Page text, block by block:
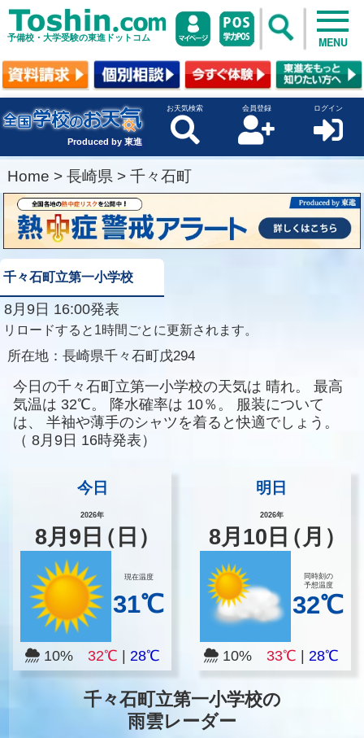
予備校・大学受験の東進ドットコム MENU
Produced by 東進
お天気検索 会員登録 ログイン
Home > 長崎県 > 千々石町
千々石町立第一小学校
8月9日 16:00発表
リロードすると1時間ごとに更新されます。
所在地： 長崎県千々石町戊294
今日の千々石町立第一小学校の天気は 晴れ。
最高
気温は 32℃。 降水確率は 10％。
服装について
は、
半袖や薄手のシャツを着ると快適でしょう。
（ 8月9日 16時発表）
今日
2026年
8月 9 日（日）
現在温度
31℃
10% 32℃ 28℃
明日
2026年
8月 10 日（月）
同時刻の
予想温度
32℃
10%33℃ |28℃
千々石町立第一小学校の
雨雲レーダー